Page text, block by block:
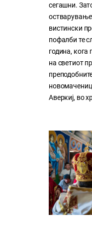
сегашни.
вистински
пофалби те
година, кога
на светиот
Аверкиј, во